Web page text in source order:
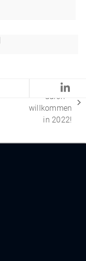
Wir starten
durch –
willkommen
in 2022!